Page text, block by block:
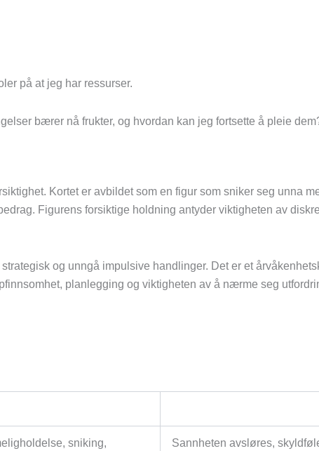
på at jeg har ressurser.
bærer nå frukter, og hvordan kan jeg fortsette å pleie
Kortet er avbildet som en figur som sniker seg unna
Figurens forsiktige holdning antyder viktigheten av
og unngå impulsive handlinger. Det er et
planlegging og viktigheten av å nærme seg
sniking,
Sannheten avsløres,